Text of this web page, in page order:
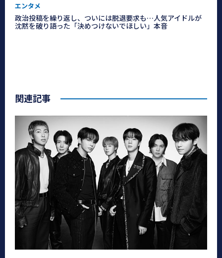
エンタメ
政治投稿を繰り返し、ついには脱退要求も…人気アイドルが
沈黙を破り語った「決めつけないでほしい」本音
関連記事